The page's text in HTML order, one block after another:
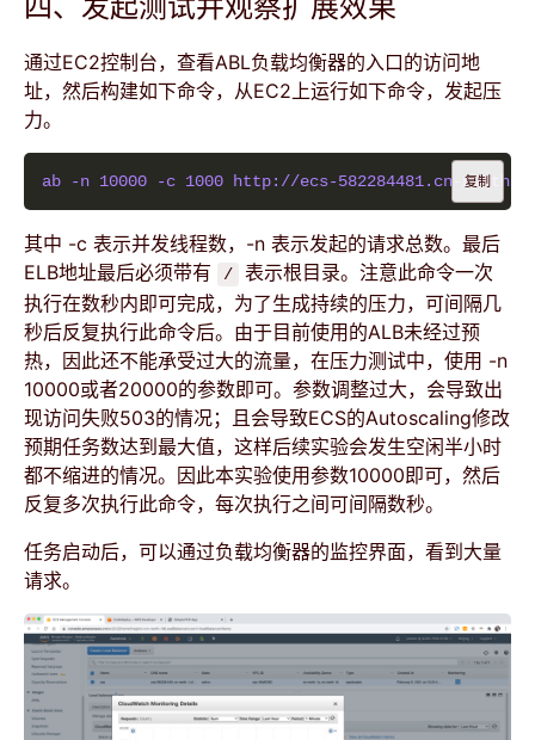
通过EC2控制台，查看ABL负载均衡器的入口的访问地
址，然后构建如下命令，从EC2上运行如下命令，发起压
力。
ab -n 10000 -c 1000 http://ecs-582284481.cn-north-
复制
其中 -c 表示并发线程数，-n 表示发起的请求总数。最后
ELB地址最后必须带有
/
表示根目录。注意此命令一次
执行在数秒内即可完成，为了生成持续的压力，可间隔几
秒后反复执行此命令后。由于目前使用的ALB未经过预
热，因此还不能承受过大的流量，在压力测试中，使用 -n
10000或者20000的参数即可。参数调整过大，会导致出
现访问失败503的情况；且会导致ECS的Autoscaling修改
预期任务数达到最大值，这样后续实验会发生空闲半小时
都不缩进的情况。因此本实验使用参数10000即可，然后
反复多次执行此命令，每次执行之间可间隔数秒。
任务启动后，可以通过负载均衡器的监控界面，看到大量
请求。